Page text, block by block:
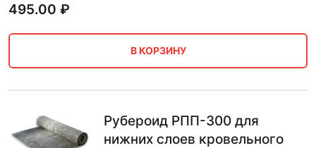
495.00 ₽
В КОРЗИНУ
Рубероид РПП-300 для
нижних слоев кровельного